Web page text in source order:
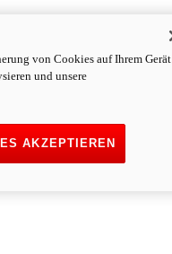
von Cookies auf Ihrem Gerät
und unsere
AKZEPTIEREN